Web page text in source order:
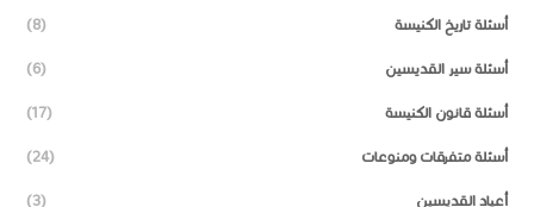
أسئلة تاريخ الكنيسة (8)
أسئلة سير القديسين (6)
أسئلة قانون الكنيسة (17)
أسئلة متفرقات ومنوعات (24)
أعياد القديسين (3)